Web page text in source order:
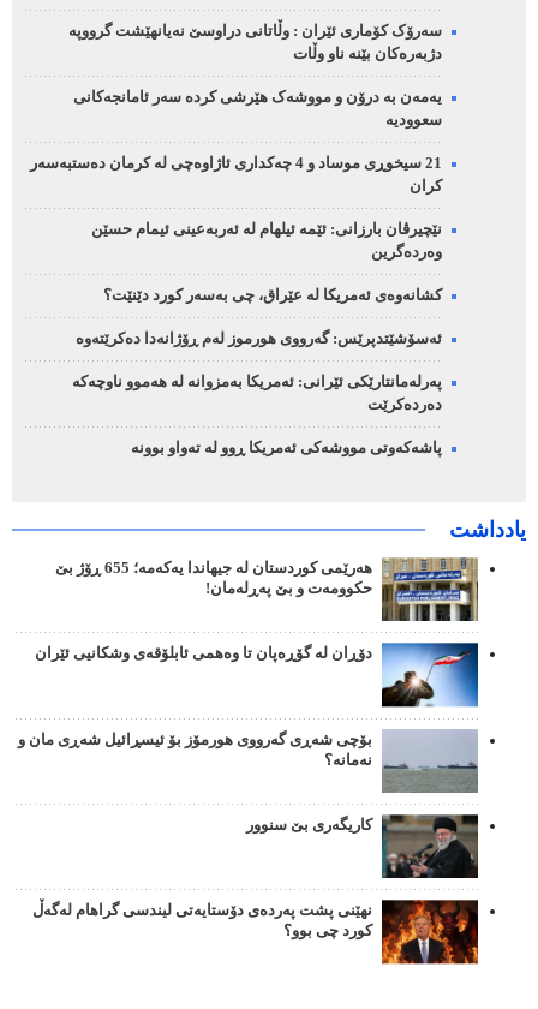
سەرۆک کۆماری ئێران : وڵاتانی دراوسێ نەیانهێشت گرووپە
دژبەرەکان بێنە ناو وڵات
یەمەن بە درۆن و مووشەک هێرشی کردە سەر ئامانجەکانی
سعوودیە
21 سیخوڕی موساد و 4 چەکداری ئاژاوەچی لە کرمان دەستبەسەر
کران
نێچیرڤان بارزانی: ئێمە ئیلهام لە ئەربەعینی ئیمام حسێن
وەردەگرین
کشانەوەی ئەمریکا لە عێراق، چی بەسەر کورد دێنێت؟
ئەسۆشێتدپرێس: گەرووی هورموز لەم ڕۆژانەدا دەکرێتەوە
پەرلەمانتارێکی ئێرانی: ئەمریکا بەمزوانە لە هەموو ناوچەکە
دەردەکرێت
پاشەکەوتی مووشەکی ئەمریکا ڕوو لە تەواو بوونە
یادداشت
هەرێمی کوردستان لە جیهاندا یەکەمە؛ 655 ڕۆژ بێ
حکوومەت و بێ پەڕلەمان!
دۆڕان لە گۆڕەپان تا وەهمی ئابلۆقەی وشکانیی ئێران
بۆچی شەڕی گەرووی هورمۆز بۆ ئیسڕائیل شەڕی مان و
نەمانە؟
کاریگەری بێ سنوور
نهێنی پشت پەردەی دۆستایەتی لیندسی گراهام لەگەڵ
کورد چی بوو؟